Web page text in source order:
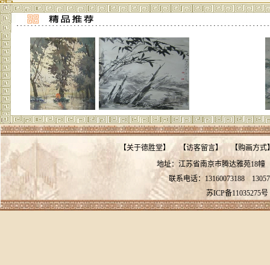
【关于德胜堂】 【访客留言】 【购画方式
地址：江苏省南京市腾达雅苑
联系电话：13160073188
苏ICP备11035275号